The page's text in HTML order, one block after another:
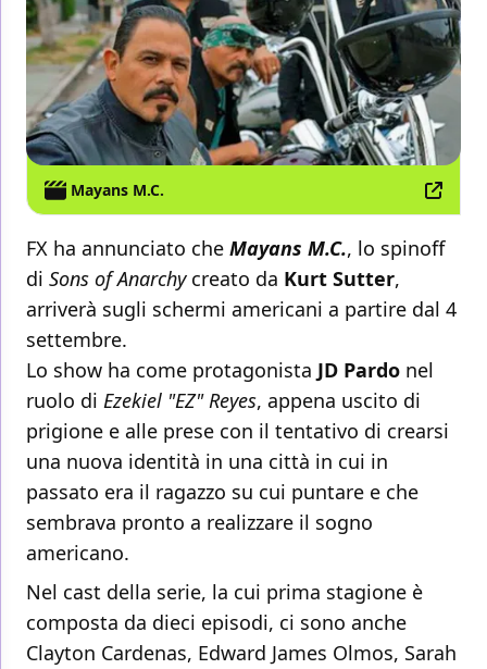
Mayans M.C.
FX ha annunciato che Mayans M.C., lo spinoff
di Sons of Anarchy creato da Kurt Sutter,
arriverà sugli schermi americani a partire dal 4
settembre.
Lo show ha come protagonista JD Pardo nel
ruolo di Ezekiel "EZ" Reyes, appena uscito di
prigione e alle prese con il tentativo di crearsi
una nuova identità in una città in cui in
passato era il ragazzo su cui puntare e che
sembrava pronto a realizzare il sogno
americano.
Nel cast della serie, la cui prima stagione è
composta da dieci episodi, ci sono anche
Clayton Cardenas, Edward James Olmos, Sarah